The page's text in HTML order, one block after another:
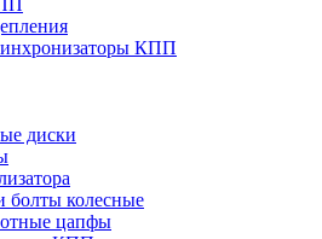
КПП
диски
болты колесные
цапфы